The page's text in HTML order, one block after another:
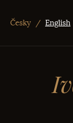
Česky / English